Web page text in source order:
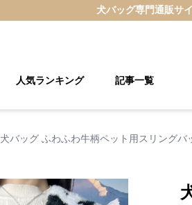
犬バッグ専門通販サ
人気ランキング 記事一覧
犬バッグ ふわふわ牛柄ペット用スリングバ